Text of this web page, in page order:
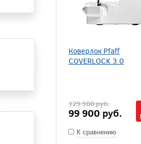
Коверлок Pfaff
COVERLOCK 3.0
129 900руб.
99 900 руб.
К сравнению